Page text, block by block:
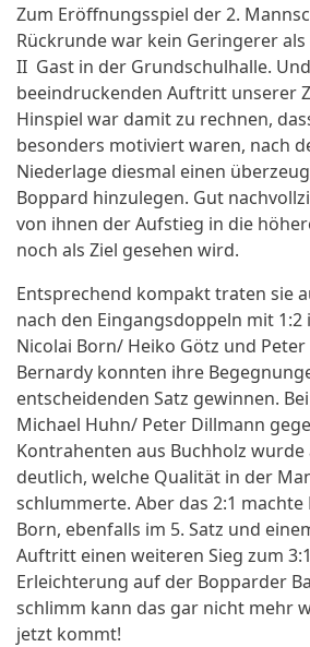
Zum Eröffnungsspiel der 2.
Rückrunde war kein Geringerer als
II Gast in der Grundschulhalle.
beeindruckenden Auftritt unserer
Hinspiel war damit zu rechnen,
besonders motiviert waren, nach
Niederlage diesmal einen
Boppard hinzulegen. Gut
von ihnen der Aufstieg in die
noch als Ziel gesehen wird.
Entsprechend kompakt traten sie
nach den Eingangsdoppeln mit 1:2
Nicolai Born/ Heiko Götz und
Bernardy konnten ihre
entscheidenden Satz gewinnen.
Michael Huhn/ Peter Dillmann
Kontrahenten aus Buchholz
deutlich, welche Qualität in der
schlummerte. Aber das 2:1
Born, ebenfalls im 5. Satz und
Auftritt einen weiteren Sieg zum
Erleichterung auf der Bopparder
schlimm kann das gar nicht mehr
jetzt kommt!